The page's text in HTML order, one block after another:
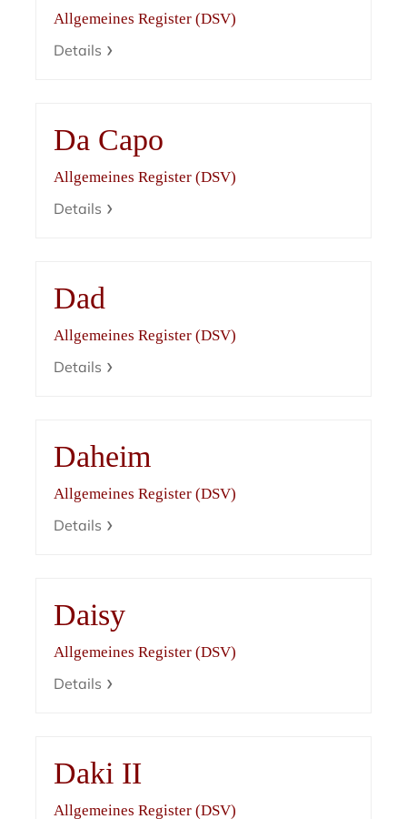
Allgemeines Register (DSV)
Details
Da Capo
Allgemeines Register (DSV)
Details
Dad
Allgemeines Register (DSV)
Details
Daheim
Allgemeines Register (DSV)
Details
Daisy
Allgemeines Register (DSV)
Details
Daki II
Allgemeines Register (DSV)